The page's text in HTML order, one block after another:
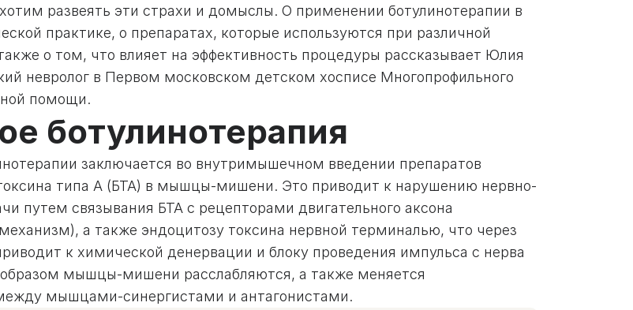
развеять эти страхи и домыслы. О применении ботулинотерапии в
практике, о препаратах, которые используются при различной
о том, что влияет на эффективность процедуры рассказывает Юлия
невролог в Первом московском детском хосписе Многопрофильного
помощи.
ботулинотерапия
заключается во внутримышечном введении препаратов
типа А (БТА) в мышцы-мишени. Это приводит к нарушению нервно-
путем связывания БТА с рецепторами двигательного аксона
а также эндоцитозу токсина нервной терминалью, что через
к химической денервации и блоку проведения импульса с нерва
мышцы-мишени расслабляются, а также меняется
мышцами-синергистами и антагонистами.